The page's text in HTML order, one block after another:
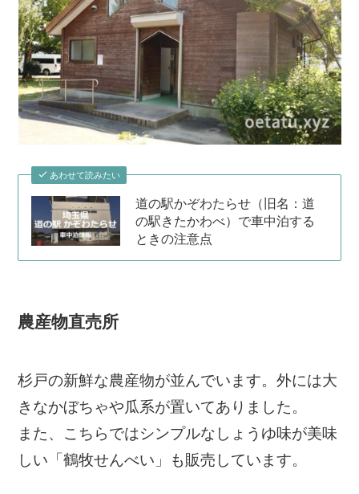
あわせて読みたい
道の駅かぞわたらせ（旧名：道
の駅きたかわべ）で車中泊する
ときの注意点
農産物直売所
杉戸の新鮮な農産物が並んでいます。外には大
きなかぼちゃや瓜系が置いてありました。
また、こちらではシンプルなしょうゆ味が美味
しい「鶴牧せんべい」も販売しています。